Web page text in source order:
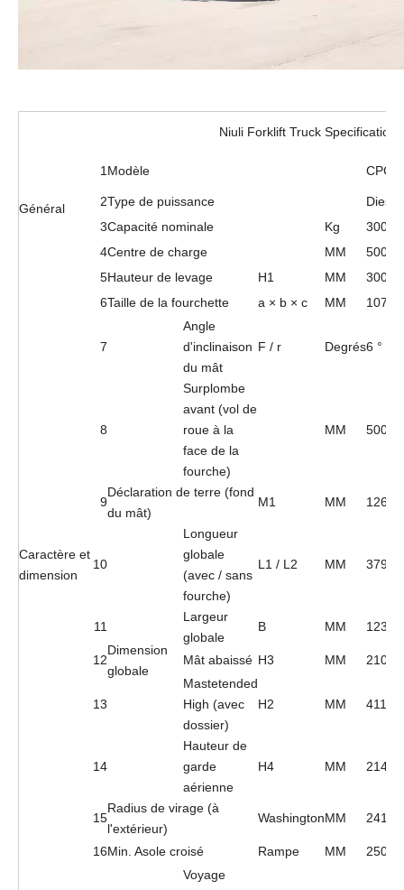
Niuli Forklift Truck Specification
Général
1 Modèle
2Type de puissance
3Capacité nominale Kg
3000
4Centre de charge MM 500
Caractère et
dimension
5Hauteur de levage H1 MM
3000
6Taille de la fourchette a × b × c MM 1070
7
Angle
d'inclinaison
du mât
F / r Degrés6 ° /
8
Surplombe
avant (vol de
roue à la
face de la
fourche)
MM 500
9
Déclaration de terre (fond
du mât)
M1 MM 126
10
Dimension
globale
Longueur
globale
(avec / sans
fourche)
L1 / L2 MM 3790/
11
Largeur
globale
B MM 1230
12 Mât abaissé H3 MM 2105
13
Mastetended
High (avec
dossier)
H2 MM 4110
14
Hauteur de
garde
aérienne
H4 MM 2140
15
Radius de virage (à
l'extérieur)
WashingtonMM 2415
16Min. Asole croisé Rampe MM 2500
Voyage